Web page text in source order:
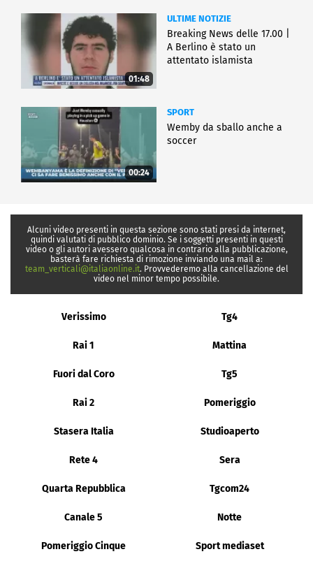
01:48
ULTIME NOTIZIE
Breaking News delle 17.00 |
A Berlino è stato un
attentato islamista
00:24
SPORT
Wemby da sballo anche a
soccer
Alcuni video presenti in questa sezione sono stati presi da internet,
quindi valutati di pubblico dominio. Se i soggetti presenti in questi
video o gli autori avessero qualcosa in contrario alla pubblicazione,
basterà fare richiesta di rimozione inviando una mail a:
team_verticali@italiaonline.it. Provvederemo alla cancellazione del
video nel minor tempo possibile.
Verissimo Tg4
Rai 1 Mattina
Fuori dal Coro Tg5
Rai 2 Pomeriggio
Stasera Italia Studioaperto
Rete 4 Sera
Quarta Repubblica Tgcom24
Canale 5 Notte
Pomeriggio Cinque Sport mediaset